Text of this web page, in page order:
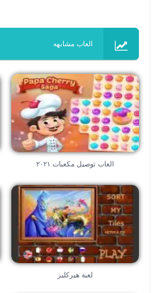
العاب مشابهه
العاب توصيل مكعبات ٢٠٢١
لعبة هيركليز